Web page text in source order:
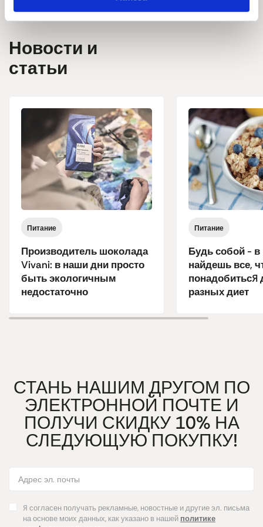
Новости и
статьи
Питание
Производитель шоколада
Vivani: в наши дни просто
быть экологичным
недостаточно
Питание
Будь собой - в
найдешь все,
разных диет
СТАНЬ НАШИМ ДРУГОМ ПО
ЭЛЕКТРОННОЙ ПОЧТЕ И
ПОЛУЧИ СКИДКУ 10% НА
СЛЕДУЮЩУЮ ПОКУПКУ!
Я согласен получать рекламные, новостные и другие эл. письма
на основе моих данных, как указано в нашей политике